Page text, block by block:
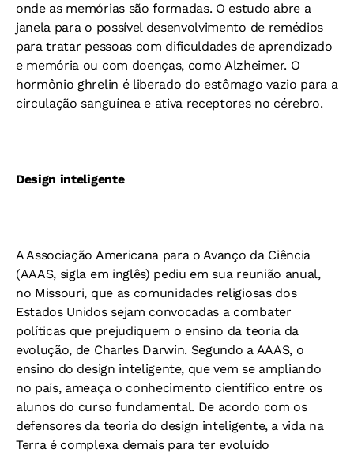
onde as memórias são formadas. O estudo abre a
janela para o possível desenvolvimento de remédios
para tratar pessoas com dificuldades de aprendizado
e memória ou com doenças, como Alzheimer. O
hormônio ghrelin é liberado do estômago vazio para a
circulação sanguínea e ativa receptores no cérebro.
Design inteligente
A Associação Americana para o Avanço da Ciência
(AAAS, sigla em inglês) pediu em sua reunião anual,
no Missouri, que as comunidades religiosas dos
Estados Unidos sejam convocadas a combater
políticas que prejudiquem o ensino da teoria da
evolução, de Charles Darwin. Segundo a AAAS, o
ensino do design inteligente, que vem se ampliando
no país, ameaça o conhecimento científico entre os
alunos do curso fundamental. De acordo com os
defensores da teoria do design inteligente, a vida na
Terra é complexa demais para ter evoluído